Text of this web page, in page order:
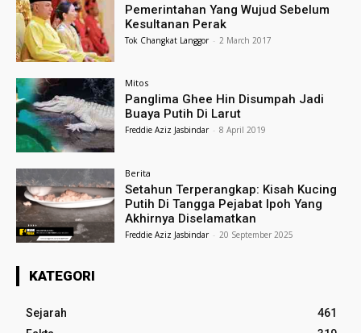
Pemerintahan Yang Wujud Sebelum
Kesultanan Perak
Tok Changkat Langgor - 2 March 2017
Mitos
Panglima Ghee Hin Disumpah Jadi
Buaya Putih Di Larut
Freddie Aziz Jasbindar - 8 April 2019
Berita
Setahun Terperangkap: Kisah Kucing
Putih Di Tangga Pejabat Ipoh Yang
Akhirnya Diselamatkan
Freddie Aziz Jasbindar - 20 September 2025
KATEGORI
Sejarah
461